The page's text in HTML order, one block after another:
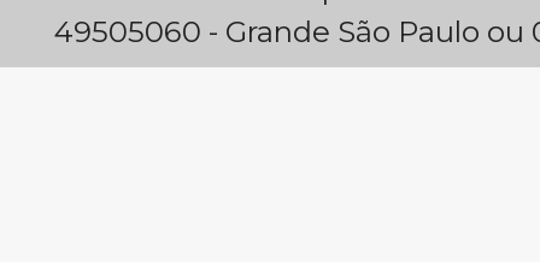
49505060 - Grande São Paulo